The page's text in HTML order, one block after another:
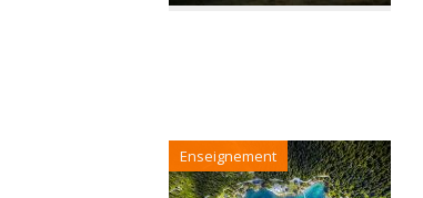
Enseignement